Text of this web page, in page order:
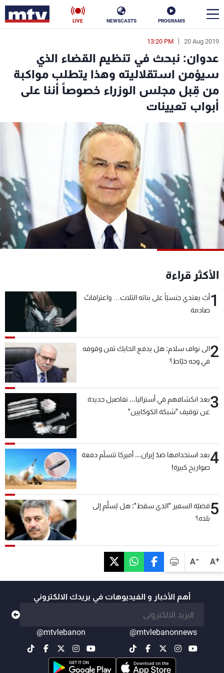
PROGRAMS
NEWSCASTS
LIVE
A+
A-
20 Aug 2019
13:20 PM
عدوان: نبحث في تنظيم القضاء الذي
سيؤمن استقلاليته وهذا يتطلب مواكبة
من قِبل مجلس الوزراء خصوصاً أننا على
أبواب تعيينات
الأكثر قراءة
1أبٌ يعتدي جنسيّاً على بناته الثلاث… واعترافاتٌ
صادمة
2الى نواف سلام: هل يدفع الحايك ثمن وقوفه
في وجه خيّاط؟
3بعد انكشافهم في أستراليا... تفاصيل جديدة
عن توقيف "شبكة الكوكايين"
4بعد استخدامها ضدّ إيران... أميركا تتسلّم دفعة
صواريخ كبيرة!
5قضيّة السفير "الذي سقط": هل يُسلَّم إلى
بلده؟
أهم الأخبار و الفيديوهات في بريدك الالكتروني
@mtvlebanonnews
@mtvlebanon
en
الأخبار
سياسة ناس
إقتصاد
رياضة
كأس العالم
البرامج
جدول البرامج
شاهد البرامج
الترددات
عن MTV
الإنـتـاج
لاعلاناتكم
شروط الإسـتخدام
سياسة الخصوصية